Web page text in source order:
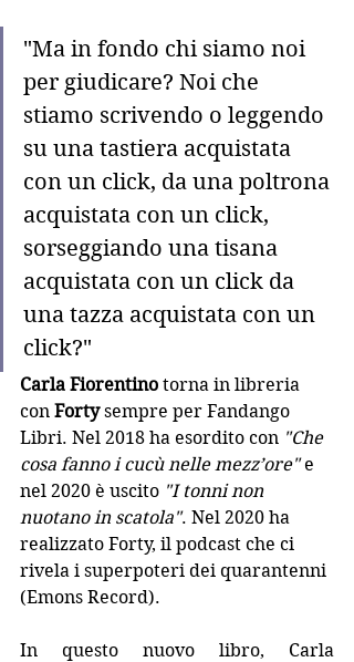
"Ma in fondo chi siamo noi
per giudicare? Noi che
stiamo scrivendo o leggendo
su una tastiera acquistata
con un click, da una poltrona
acquistata con un click,
sorseggiando una tisana
acquistata con un click da
una tazza acquistata con un
click?"
Carla Fiorentino torna in libreria
con Forty sempre per Fandango
Libri. Nel 2018 ha esordito con "Che
cosa fanno i cucù nelle mezz’ore" e
nel 2020 è uscito "I tonni non
nuotano in scatola". Nel 2020 ha
realizzato Forty, il podcast che ci
rivela i superpoteri dei quarantenni
(Emons Record).
In questo nuovo libro, Carla